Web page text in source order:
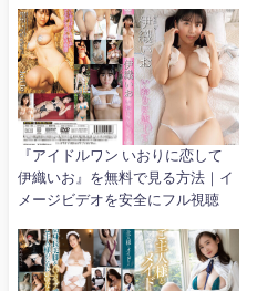
『アイドルワン いおりに恋して
伊織いお』を無料で見る方法｜イ
メージビデオを安全にフル視聴